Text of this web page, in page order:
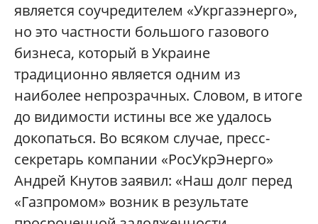
является соучредителем «Укргазэнерго»,
но это частности большого газового
бизнеса, который в Украине
традиционно является одним из
наиболее непрозрачных. Словом, в итоге
до видимости истины все же удалось
докопаться. Во всяком случае, пресс-
секретарь компании «РосУкрЭнерго»
Андрей Кнутов заявил: «Наш долг перед
«Газпромом» возник в результате